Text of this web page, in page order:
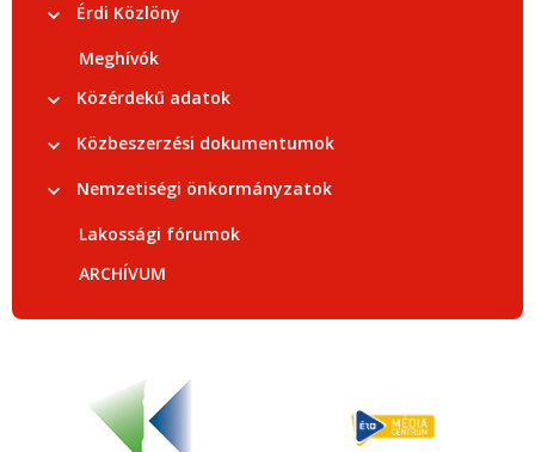
Érdi Közlöny
Meghívók
Közérdekű adatok
Közbeszerzési dokumentumok
Nemzetiségi önkormányzatok
Lakossági fórumok
ARCHÍVUM